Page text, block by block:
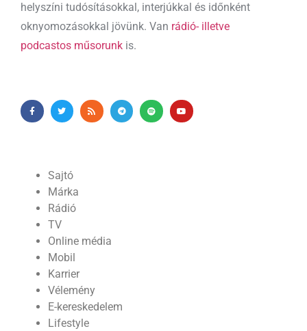
helyszíni tudósításokkal, interjúkkal és időnként
oknyomozásokkal jövünk. Van rádió- illetve
podcastos műsorunk is.
Sajtó
Márka
Rádió
TV
Online média
Mobil
Karrier
Vélemény
E-kereskedelem
Lifestyle